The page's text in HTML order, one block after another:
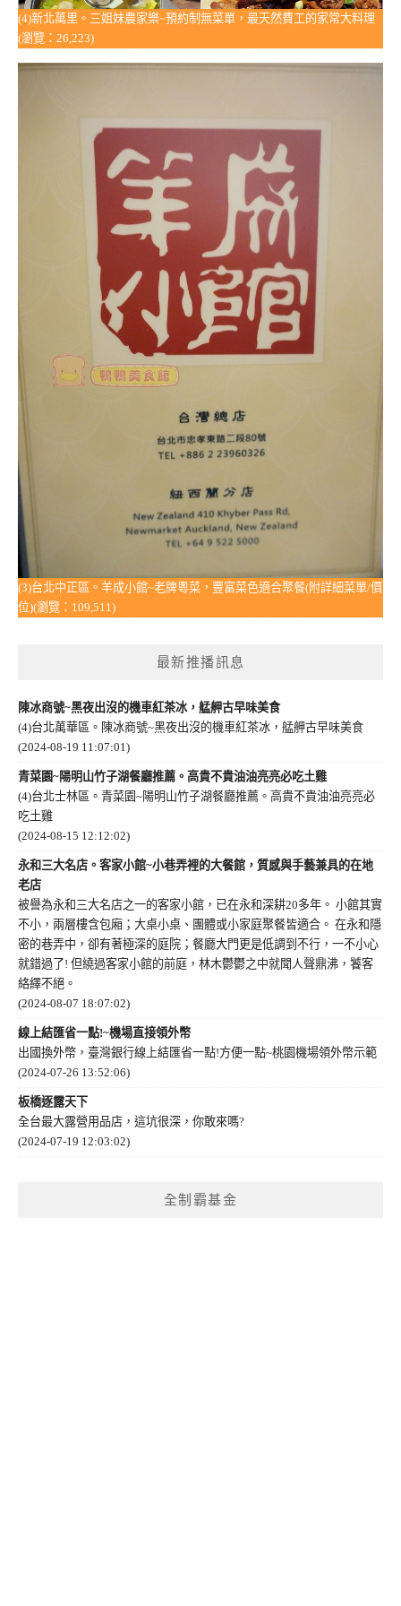
(4)新北萬里。三姐妹農家樂~預約制無菜單，最天然費工的家常大料理
(瀏覽：26,223)
(3)台北中正區。羊成小館~老牌粵菜，豐富菜色適合聚餐(附詳細菜單/價
位)(瀏覽：109,511)
最新推播訊息
陳冰商號~黑夜出沒的機車紅茶冰，艋舺古早味美食
(4)台北萬華區。陳冰商號~黑夜出沒的機車紅茶冰，艋舺古早味美食
(2024-08-19 11:07:01)
青菜園~陽明山竹子湖餐廳推薦。高貴不貴油油亮亮必吃土雞
(4)台北士林區。青菜園~陽明山竹子湖餐廳推薦。高貴不貴油油亮亮必
吃土雞
(2024-08-15 12:12:02)
永和三大名店。客家小館~小巷弄裡的大餐館，質感與手藝兼具的在地
老店
被譽為永和三大名店之一的客家小館，已在永和深耕20多年。 小館其實
不小，兩層樓含包廂；大桌小桌、團體或小家庭聚餐皆適合。 在永和隱
密的巷弄中，卻有著極深的庭院；餐廳大門更是低調到不行，一不小心
就錯過了! 但繞過客家小館的前庭，林木鬱鬱之中就聞人聲鼎沸，饕客
絡繹不絕。
(2024-08-07 18:07:02)
線上結匯省一點!~機場直接領外幣
出國換外幣，臺灣銀行線上結匯省一點!方便一點~桃園機場領外幣示範
(2024-07-26 13:52:06)
板橋逐露天下
全台最大露營用品店，這坑很深，你敢來嗎?
(2024-07-19 12:03:02)
全制霸基金